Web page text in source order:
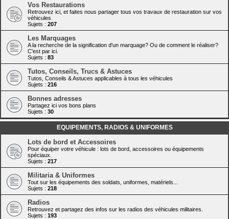
Vos Restaurations
Retrouvez ici, et faites nous partager tous vos travaux de restauration sur vos
véhicules
Sujets : 207
Les Marquages
A la recherche de la signification d'un marquage? Ou de comment le réaliser?
C'est par ici.
Sujets : 83
Tutos, Conseils, Trucs & Astuces
Tutos, Conseils & Astuces applicables à tous les véhicules
Sujets : 216
Bonnes adresses
Partagez ici vos bons plans
Sujets : 30
EQUIPEMENTS, RADIOS & UNIFORMES
Lots de bord et Accessoires
Pour équiper votre véhicule : lots de bord, accessoires ou équipements
spéciaux.
Sujets : 217
Militaria & Uniformes
Tout sur les équipements des soldats, uniformes, matériels...
Sujets : 218
Radios
Retrouvez et partagez des infos sur les radios des véhicules militaires.
Sujets : 193